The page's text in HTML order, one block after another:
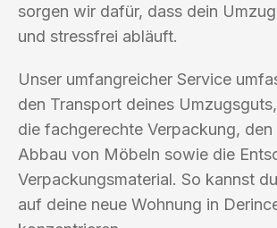
sorgen wir dafür, dass dein
und stressfrei abläuft.
Unser umfangreicher Service
den Transport deines
die fachgerechte Verpackung,
Abbau von Möbeln sowie die
Verpackungsmaterial. So kannst
auf deine neue Wohnung in